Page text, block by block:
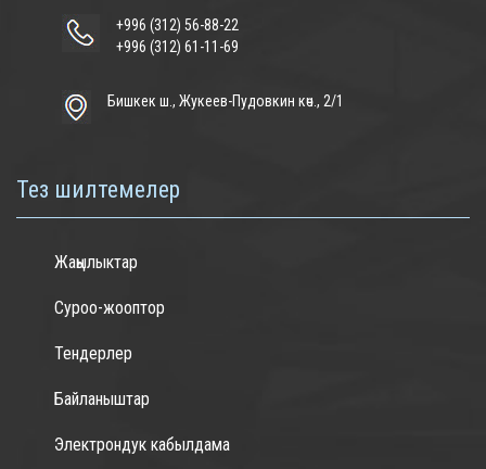
+996 (312) 56-88-22
+996 (312) 61-11-69
Бишкек ш., Жукеев-Пудовкин көч., 2/1
Тез шилтемелер
Жаңылыктар
Суроо-жооптор
Тендерлер
Байланыштар
Электрондук кабылдама